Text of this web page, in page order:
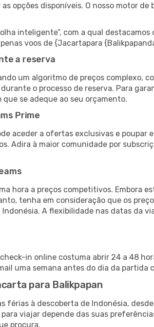
opções disponíveis. O nosso motor
inteligente”, com a qual
voos de {Jacartapara
a reserva
um algoritmo de preços complexo,
o processo de reserva. Para
se adeque ao seu orçamento.
Prime
aceder a ofertas exclusivas e poupar
Adira à maior comunidade por
hora a preços competitivos. Embora
tenha em consideração que os
A flexibilidade nas datas da
in online costuma abrir 24 a 48
uma semana antes do dia da
para Balikpapan
férias à descoberta de Indonésia,
viajar depende das suas
procura.